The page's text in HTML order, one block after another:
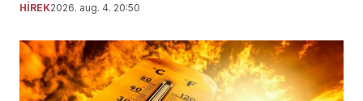
HÍREK2026. aug. 4. 20:50